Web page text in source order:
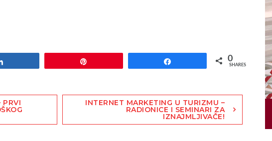
0
SHARES
PRVI INTERNET MARKETING U TURIZMU –
RADIONICE I SEMINARI ZA
IZNAJMLJIVAČE!